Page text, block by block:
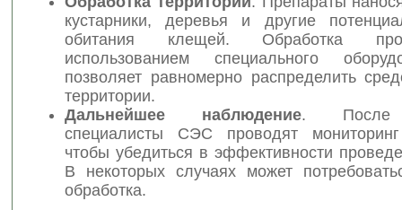
кустарники, деревья и другие
обитания клещей. Обработка
использованием специального
позволяет равномерно распределить
территории.
Дальнейшее наблюдение. После
специалисты СЭС проводят мониторинг
чтобы убедиться в эффективности
В некоторых случаях может
обработка.